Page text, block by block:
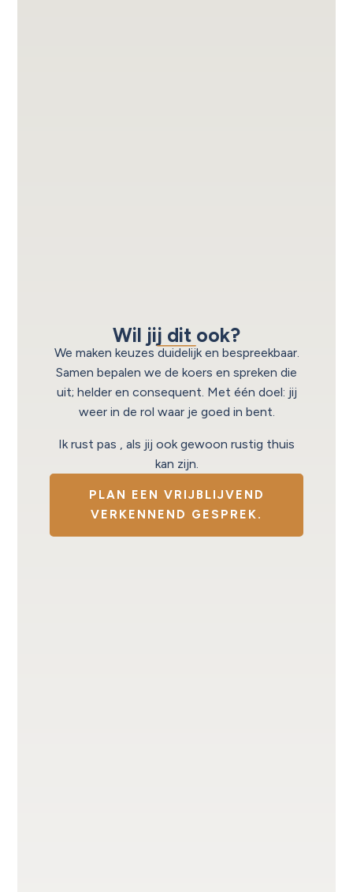
Wil jij dit ook?
We maken keuzes duidelijk en bespreekbaar.
Samen bepalen we de koers en spreken die
uit; helder en consequent. Met één doel: jij
weer in de rol waar je goed in bent.
Ik rust pas , als jij ook gewoon rustig thuis
kan zijn.
PLAN EEN VRIJBLIJVEND
VERKENNEND GESPREK.